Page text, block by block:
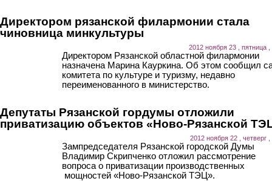
Директором рязанской филармонии стала
чиновница минкультуры
2012 ноября 23 , пятница ,
Директором Рязанской областной филармонии
назначена Марина Кауркина. Об этом сообщил
комитета по культуре и туризму, недавно
переименованного в министерство.
Депутаты Рязанской гордумы отложили
приватизацию объектов «Ново-Рязанской
2012 ноября 22 , четверг ,
Зампредседателя Рязанской городской Думы
Владимир Скрипченко отложил рассмотрение
вопроса о приватизации производственных
мощностей «Ново-Рязанской ТЭЦ».